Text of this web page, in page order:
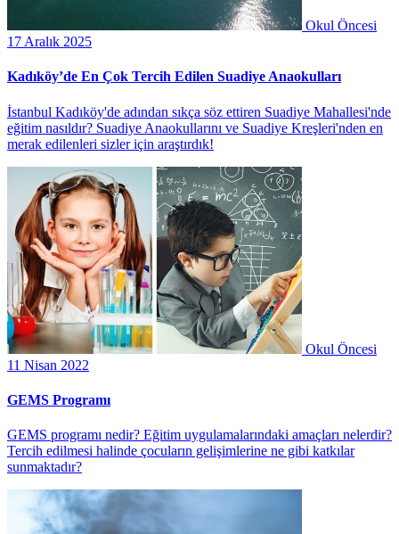
Okul Öncesi
17 Aralık 2025
Kadıköy’de En Çok Tercih Edilen Suadiye Anaokulları
İstanbul Kadıköy'de adından sıkça söz ettiren Suadiye Mahallesi'nde
eğitim nasıldır? Suadiye Anaokullarını ve Suadiye Kreşleri'nden en
merak edilenleri sizler için araştırdık!
Okul Öncesi
11 Nisan 2022
GEMS Programı
GEMS programı nedir? Eğitim uygulamalarındaki amaçları nelerdir?
Tercih edilmesi halinde çocuların gelişimlerine ne gibi katkılar
sunmaktadır?